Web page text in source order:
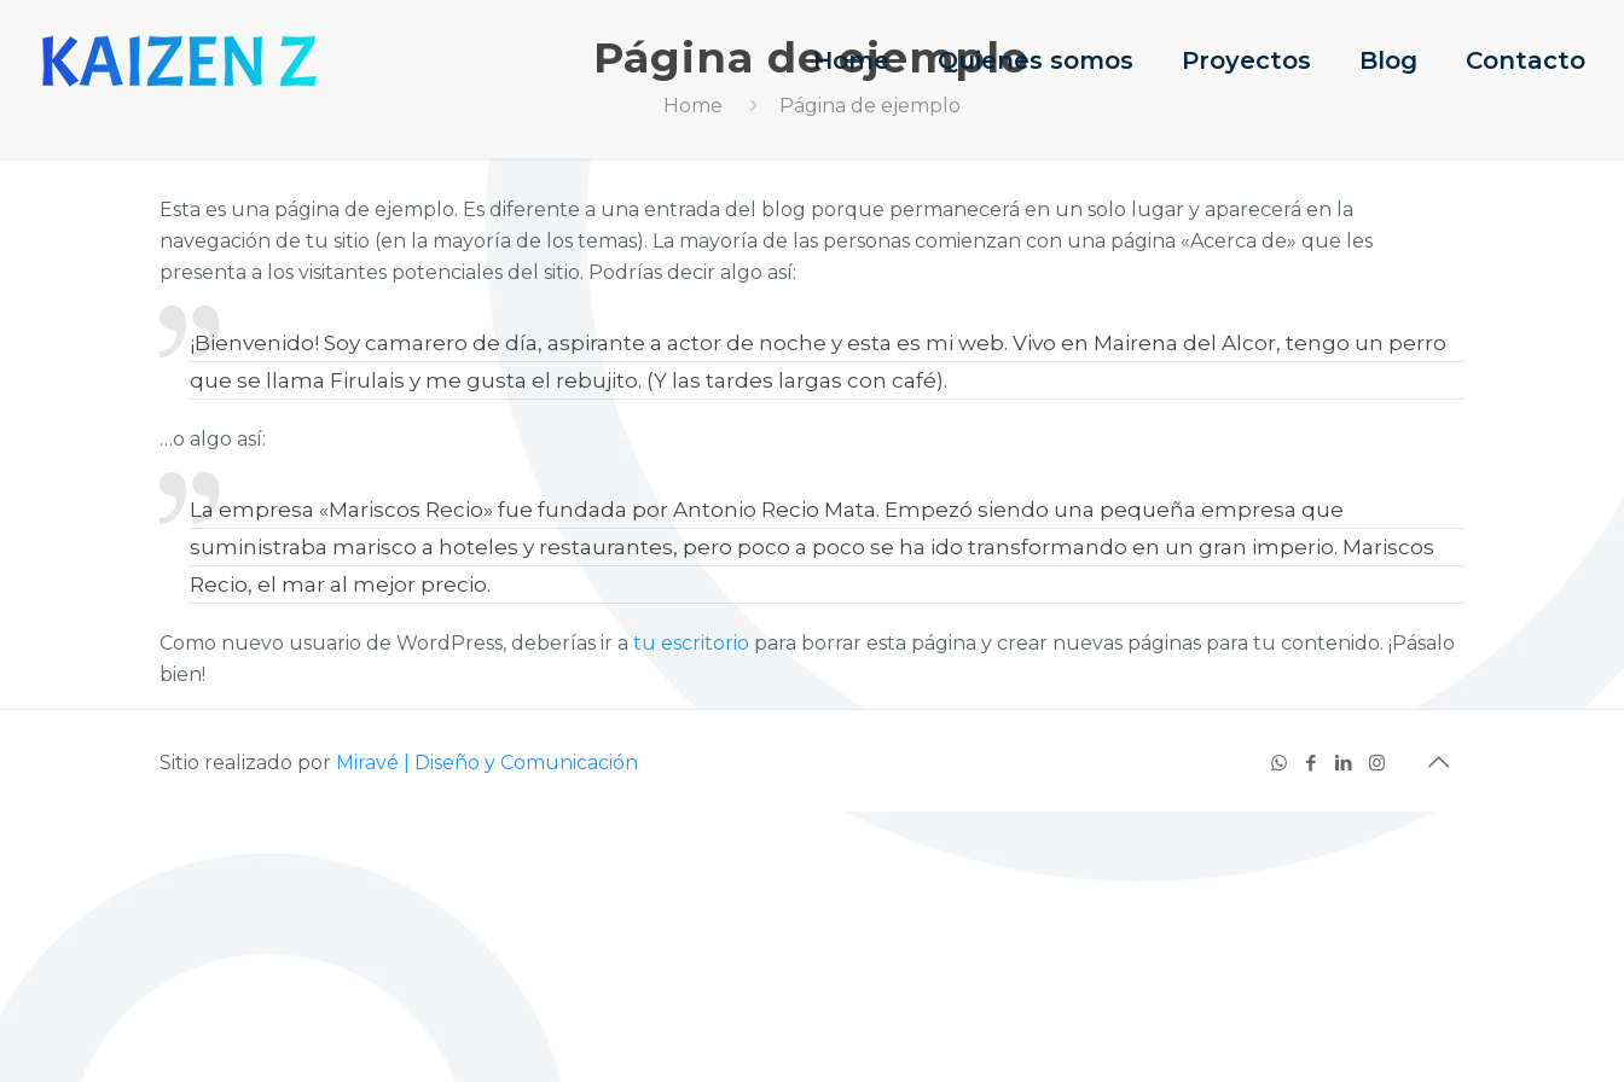
Home Quienes somos Proyectos Blog Contacto
Página de ejemplo
Home Página de ejemplo
Esta es una página de ejemplo. Es diferente a una entrada del blog porque permanecerá en un solo lugar y aparecerá en la
navegación de tu sitio (en la mayoría de los temas). La mayoría de las personas comienzan con una página «Acerca de» que les
presenta a los visitantes potenciales del sitio. Podrías decir algo así:
¡Bienvenido! Soy camarero de día, aspirante a actor de noche y esta es mi web. Vivo en Mairena del Alcor, tengo un perro
que se llama Firulais y me gusta el rebujito. (Y las tardes largas con café).
…o algo así:
La empresa «Mariscos Recio» fue fundada por Antonio Recio Mata. Empezó siendo una pequeña empresa que
suministraba marisco a hoteles y restaurantes, pero poco a poco se ha ido transformando en un gran imperio. Mariscos
Recio, el mar al mejor precio.
Como nuevo usuario de WordPress, deberías ir atu escritorio para borrar esta página y crear nuevas páginas para tu contenido. ¡Pásalo
bien!
Sitio realizado por Miravé | Diseño y Comunicación